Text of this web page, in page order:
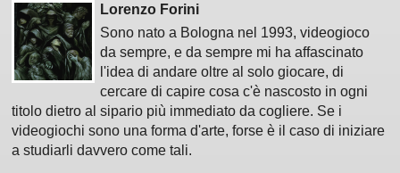
Lorenzo Forini
Sono nato a Bologna nel 1993, videogioco
da sempre, e da sempre mi ha affascinato
l'idea di andare oltre al solo giocare, di
cercare di capire cosa c'è nascosto in ogni
titolo dietro al sipario più immediato da cogliere. Se i
videogiochi sono una forma d'arte, forse è il caso di iniziare
a studiarli davvero come tali.